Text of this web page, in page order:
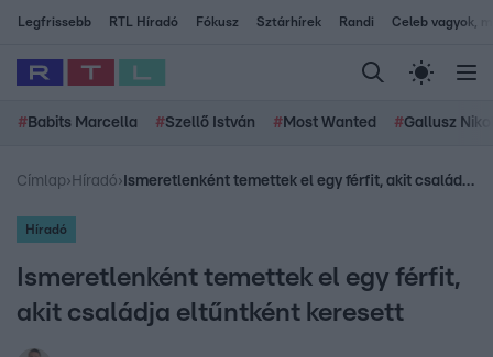
Legfrissebb RTL Híradó Fókusz Sztárhírek Randi Celeb vagyok,
# Babits Marcella #Szellő István # Most Wanted #Gallusz
Címlap› Híradó› Ismeretlenként temettek el egy férfit, akit családja eltűntként keresett
Híradó
Ismeretlenként temettek el egy férfit,
akit családja eltűntként keresett